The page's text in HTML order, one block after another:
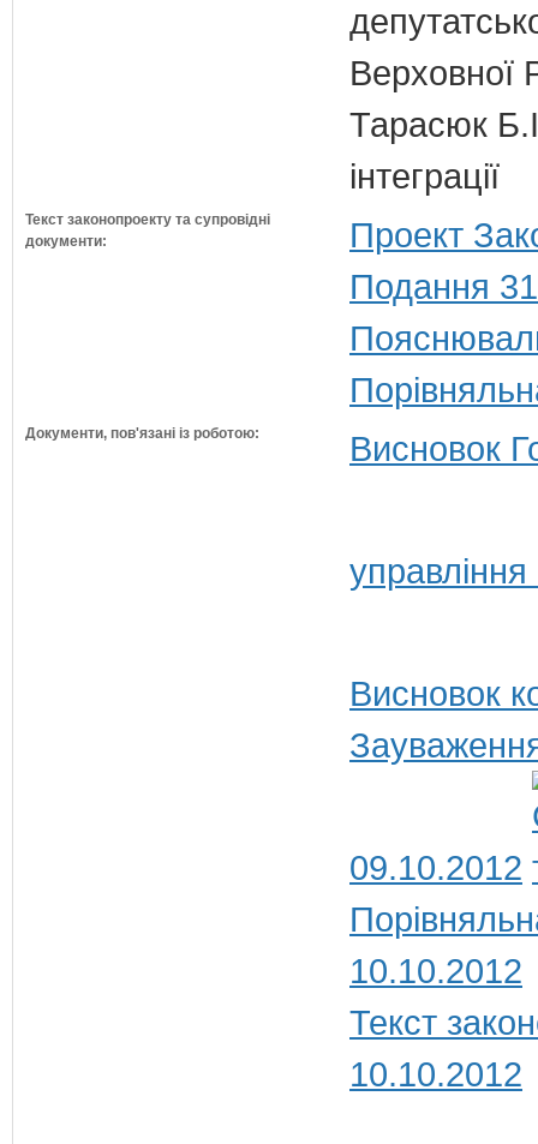
Верховної
Тарасюк
інтеграції
Текст законопроекту та супровідні
документи:
Проект
Подання
Документи, пов'язані із роботою: Висновок
Висновок
09.10.2012
10.10.2012
Текст
10.10.2012